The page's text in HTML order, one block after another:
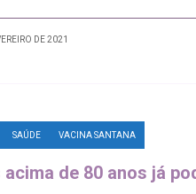
DE 2021
SAÚDE VACINA SANTANA
de 80 anos já